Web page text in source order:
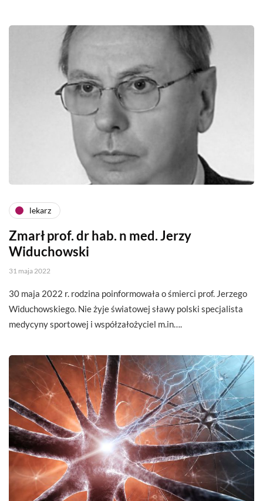
lekarz
Zmarł prof. dr hab. n med. Jerzy
Widuchowski
31 maja 2022
30 maja 2022 r. rodzina poinformowała o śmierci prof. Jerzego
Widuchowskiego. Nie żyje światowej sławy polski specjalista
medycyny sportowej i współzałożyciel m.in….